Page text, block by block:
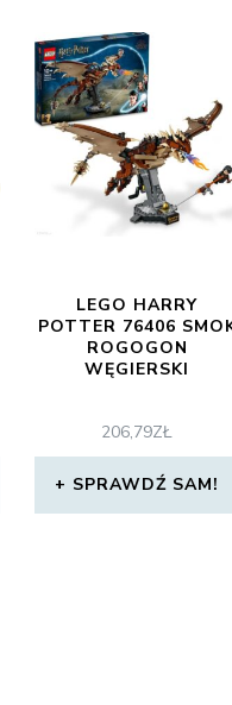
LEGO HARRY
POTTER 76406
ROGOGON
WĘGIERSKI
206,79ZŁ
SPRAWDŹ SAM!